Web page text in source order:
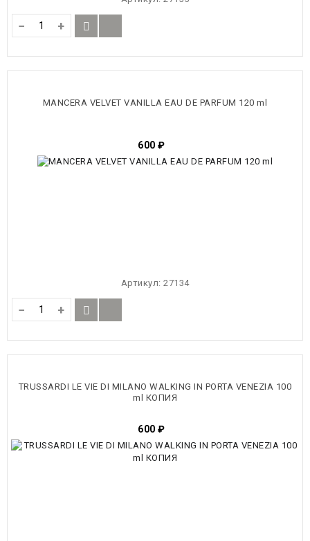
− +
MANCERA VELVET VANILLA EAU DE PARFUM 120 ml
600 ₽
Артикул: 27134
− +
TRUSSARDI LE VIE DI MILANO WALKING IN PORTA VENEZIA 100
ml КОПИЯ
600 ₽